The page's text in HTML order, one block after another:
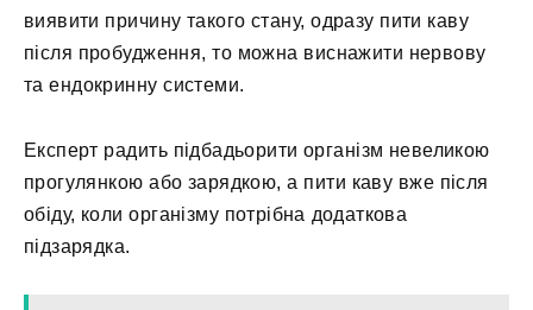
виявити причину такого стану, одразу пити каву
після пробудження, то можна виснажити нервову
та ендокринну системи.
Експерт радить підбадьорити організм невеликою
прогулянкою або зарядкою, а пити каву вже після
обіду, коли організму потрібна додаткова
підзарядка.